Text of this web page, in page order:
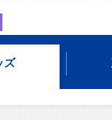
ズ